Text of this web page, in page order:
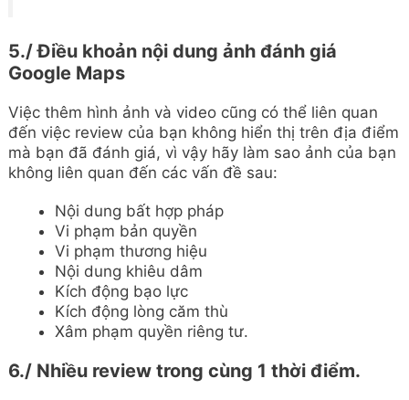
5./ Điều khoản nội dung ảnh đánh giá
Google Maps
Việc thêm hình ảnh và video cũng có thể liên quan
đến việc review của bạn không hiển thị trên địa điểm
mà bạn đã đánh giá, vì vậy hãy làm sao ảnh của bạn
không liên quan đến các vấn đề sau:
Nội dung bất hợp pháp
Vi phạm bản quyền
Vi phạm thương hiệu
Nội dung khiêu dâm
Kích động bạo lực
Kích động lòng căm thù
Xâm phạm quyền riêng tư.
6./ Nhiều review trong cùng 1 thời điểm.